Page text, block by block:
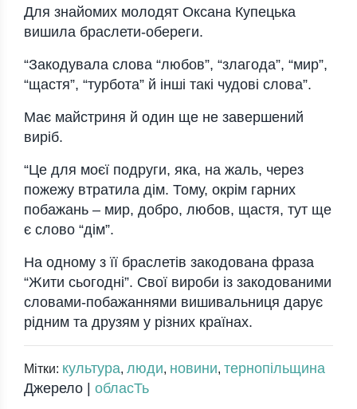
Для знайомих молодят Оксана Купецька
вишила браслети-обереги.
“Закодувала слова “любов”, “злагода”, “мир”,
“щастя”, “турбота” й інші такі чудові слова”.
Має майстриня й один ще не завершений
виріб.
“Це для моєї подруги, яка, на жаль, через
пожежу втратила дім. Тому, окрім гарних
побажань – мир, добро, любов, щастя, тут ще
є слово “дім”.
На одному з її браслетів закодована фраза
“Жити сьогодні”. Свої вироби із закодованими
словами-побажаннями вишивальниця дарує
рідним та друзям у різних країнах.
Мітки: культура, люди, новини, тернопільщина
Джерело | обласТь